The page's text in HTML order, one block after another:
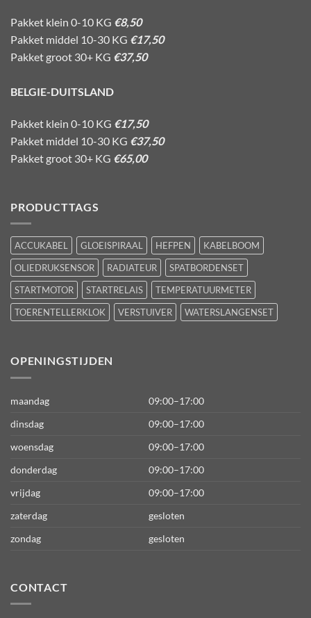
Pakket klein 0-10 KG €8,50
Pakket middel 10-30 KG €17,50
Pakket groot 30+ KG €37,50
BELGIE-DUITSLAND
Pakket klein 0-10 KG €17,50
Pakket middel 10-30 KG €37,50
Pakket groot 30+ KG €65,00
PRODUCTTAGS
ACCUKABEL GLOEISPIRAAL HEFPEN
KABELBOOM
OLIEDRUKSENSOR
RADIATEUR
SPATBORDENSET
STARTMOTOR
STARTRELAIS
TEMPERATUURMETER
TOERENTELLERKLOK
VERSTUIVER WATERSLANGENSET
OPENINGSTIJDEN
maandag
09:00–17:00
dinsdag
09:00–17:00
woensdag
09:00–17:00
donderdag
09:00–17:00
vrijdag
09:00–17:00
zaterdag
gesloten
zondag
gesloten
CONTACT